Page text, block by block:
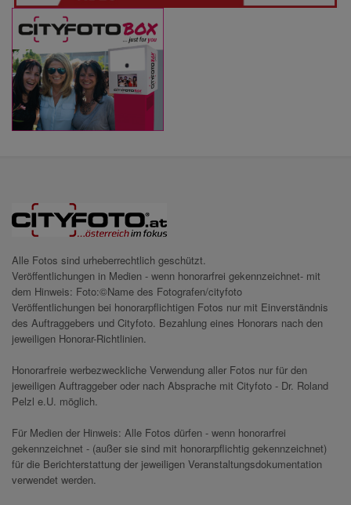
Alle Fotos sind urheberrechtlich geschützt.
Veröffentlichungen in Medien - wenn honorarfrei gekennzeichnet- mit
dem Hinweis: Foto:©Name des Fotografen/cityfoto
Veröffentlichungen bei honorarpflichtigen Fotos nur mit Einverständnis
des Auftraggebers und Cityfoto. Bezahlung eines Honorars nach den
jeweiligen Honorar-Richtlinien.
Honorarfreie werbezweckliche Verwendung aller Fotos nur für den
jeweiligen Auftraggeber oder nach Absprache mit Cityfoto - Dr. Roland
Pelzl e.U. möglich.
Für Medien der Hinweis: Alle Fotos dürfen - wenn honorarfrei
gekennzeichnet - (außer sie sind mit honorarpflichtig gekennzeichnet)
für die Berichterstattung der jeweiligen Veranstaltungsdokumentation
verwendet werden.